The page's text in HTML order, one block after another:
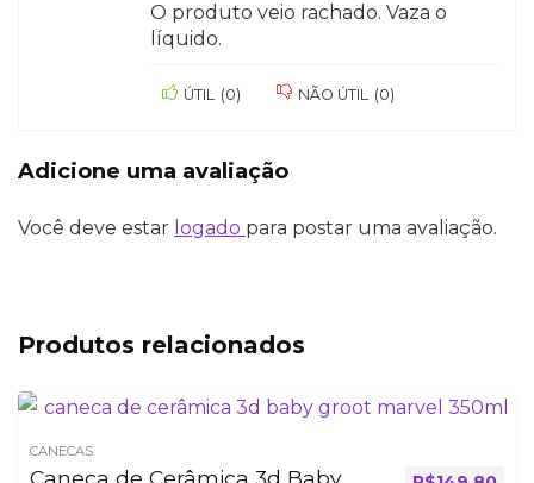
O produto veio rachado. Vaza o
líquido.
ÚTIL (0) NÃO ÚTIL (0)
Adicione uma avaliação
Você deve estar logado para postar uma avaliação.
Produtos relacionados
CANECAS